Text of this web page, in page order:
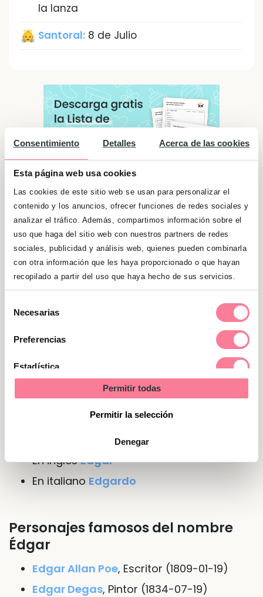
Consentimiento Detalles Acerca de las cookies
Esta página web usa cookies
Las cookies de este sitio web se usan para personalizar el
contenido y los anuncios, ofrecer funciones de redes sociales y
analizar el tráfico. Además, compartimos información sobre el
uso que haga del sitio web con nuestros partners de redes
sociales, publicidad y análisis web, quienes pueden combinarla
con otra información que les haya proporcionado o que hayan
recopilado a partir del uso que haya hecho de sus servicios.
Necesarias
Preferencias
Estadística
Permitir todas
Permitir la selección
Denegar
la lanza
Santoral: 8 de Julio
Significado de "Édgar"
Son razonables y justos. Son decididos y
valientes, aunque esta imagen de hombre
fuerte a veces es una coraza con la que
siempre cosas nuevas. Es muy fiel a sus seres
Nombre de Édgar en otras lenguas
Edgard
Eninglés Edgar
En italiano Edgardo
Personajes famosos del nombre
Édgar
Edgar Allan Poe, Escritor (1809-01-19)
Edgar Degas, Pintor (1834-07-19)